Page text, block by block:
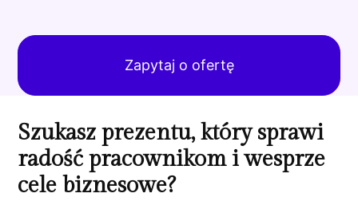
Zapytaj o ofertę
Szukasz prezentu, który sprawi
radość pracownikom i wesprze
cele biznesowe?